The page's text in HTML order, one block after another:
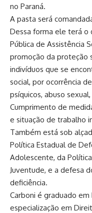
no Paraná.
A pasta será
Dessa forma ele terá o
Pública de Assistência
promoção da proteção
indivíduos que se
social, por ocorrência
psíquicos, abuso
Cumprimento de
e situação de trabalho
Também está sob
Política Estadual de
Adolescente, da
Juventude, e a defesa
deficiência.
Carboni é graduado
especialização em